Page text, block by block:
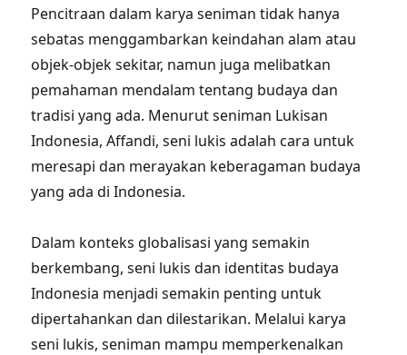
Pencitraan dalam karya seniman tidak hanya
sebatas menggambarkan keindahan alam atau
objek-objek sekitar, namun juga melibatkan
pemahaman mendalam tentang budaya dan
tradisi yang ada. Menurut seniman Lukisan
Indonesia, Affandi, seni lukis adalah cara untuk
meresapi dan merayakan keberagaman budaya
yang ada di Indonesia.
Dalam konteks globalisasi yang semakin
berkembang, seni lukis dan identitas budaya
Indonesia menjadi semakin penting untuk
dipertahankan dan dilestarikan. Melalui karya
seni lukis, seniman mampu memperkenalkan